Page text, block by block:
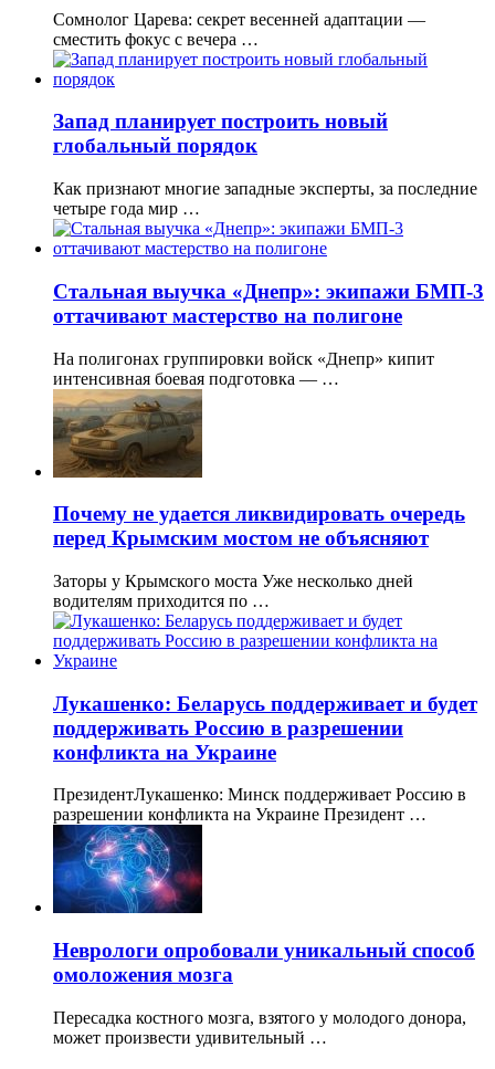
Сомнолог Царева: секрет весенней адаптации —
сместить фокус с вечера …
Запад планирует построить новый
глобальный порядок
Как признают многие западные эксперты, за последние
четыре года мир …
Стальная выучка «Днепр»: экипажи БМП-3
оттачивают мастерство на полигоне
На полигонах группировки войск «Днепр» кипит
интенсивная боевая подготовка — …
Почему не удается ликвидировать очередь
перед Крымским мостом не объясняют
Заторы у Крымского моста Уже несколько дней
водителям приходится по …
Лукашенко: Беларусь поддерживает и будет
поддерживать Россию в разрешении
конфликта на Украине
ПрезидентЛукашенко: Минск поддерживает Россию в
разрешении конфликта на Украине Президент …
Неврологи опробовали уникальный способ
омоложения мозга
Пересадка костного мозга, взятого у молодого донора,
может произвести удивительный …